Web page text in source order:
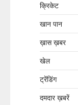
क्रिकेट
खान पान
ख़ास ख़बर
खेल
ट्रेंडिंग
दमदार ख़बरें